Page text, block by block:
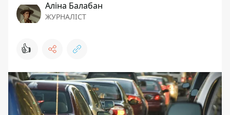
Аліна Балабан
ЖУРНАЛІСТ
👍